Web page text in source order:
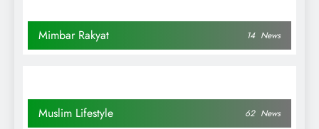
Mimbar Rakyat 14 News
Muslim Lifestyle 62 News